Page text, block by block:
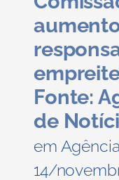
Fonte:
de
em
14/